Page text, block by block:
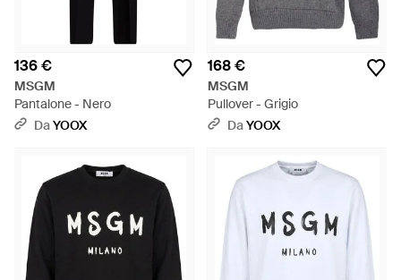
136 €
MSGM
Pantalone - Nero
DaYOOX
168 €
MSGM
Pullover - Grigio
DaYOOX